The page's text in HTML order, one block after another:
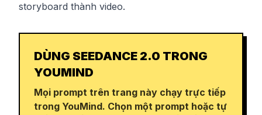
storyboard thành video.
DÙNG SEEDANCE 2.0 TRONG
YOUMIND
Mọi prompt trên trang này chạy trực tiếp
trong YouMind. Chọn một prompt hoặc tự